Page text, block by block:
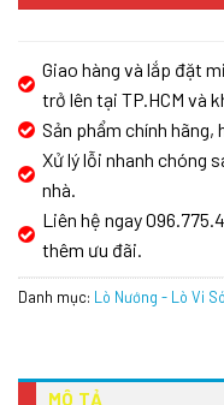
Giao hàng và lắp đặt
trở lên tại TP.HCM và
Sản phẩm chính hãng,
Xử lý lỗi nhanh chóng
nhà.
Liên hệ ngay
thêm ưu đãi.
Danh mục: Lò Nướng - Lò Vi
MÔ TẢ